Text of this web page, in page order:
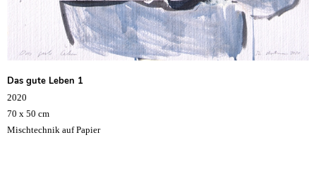
Das gute Leben 1
2020
70 x 50 cm
Mischtechnik auf Papier